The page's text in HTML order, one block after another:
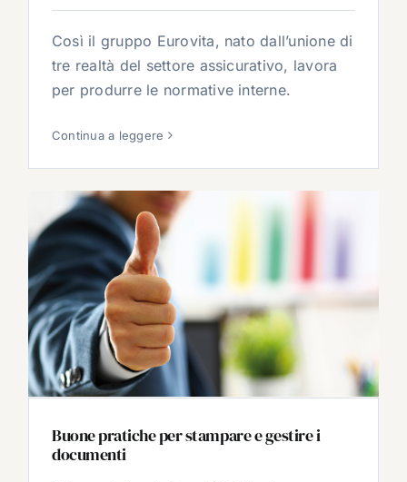
Così il gruppo Eurovita, nato dall’unione di
tre realtà del settore assicurativo, lavora
per produrre le normative interne.
Continua a leggere
Buone pratiche per stampare e gestire i
documenti